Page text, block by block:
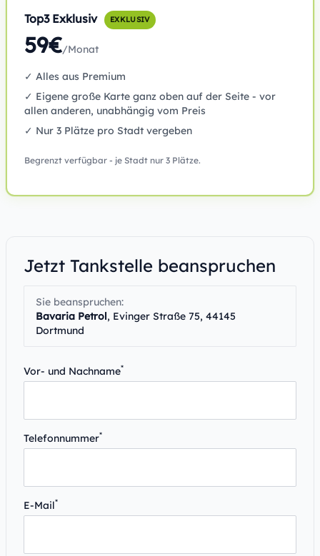
Top3 Exklusiv EXKLUSIV
59€/Monat
✓ Alles aus Premium
✓ Eigene große Karte ganz oben auf der Seite - vor
allen anderen, unabhängig vom Preis
✓ Nur 3 Plätze pro Stadt vergeben
Begrenzt verfügbar - je Stadt nur 3 Plätze.
Jetzt Tankstelle beanspruchen
Sie beanspruchen:
Bavaria Petrol, Evinger Straße 75, 44145
Dortmund
Vor- und Nachname*
Telefonnummer*
E-Mail*